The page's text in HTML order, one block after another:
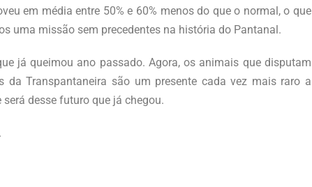
em média entre 50% e 60% menos do que o normal, o que
uma missão sem precedentes na história do Pantanal.
já queimou ano passado. Agora, os animais que disputam
da Transpantaneira são um presente cada vez mais raro a
desse futuro que já chegou.
.